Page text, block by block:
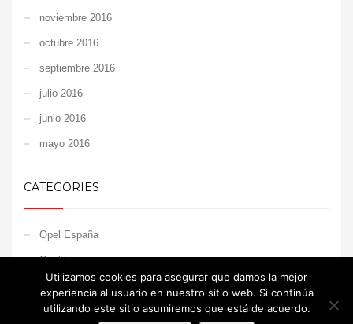
noviembre 2016
octubre 2016
septiembre 2016
julio 2016
junio 2016
mayo 2016
CATEGORIES
Opel España
Opel Europe
Opel Motorsport
Utilizamos cookies para asegurar que damos la mejor
experiencia al usuario en nuestro sitio web. Si continúa
utilizando este sitio asumiremos que está de acuerdo.